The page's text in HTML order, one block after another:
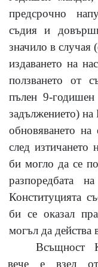
предсрочно
съдия и
значило в случая
издаването на
ползването от
пълен 9-
задължението) на
обновяването на
след изтичането
би могло да се
разпоредбата
Конституцията
би се оказал
могъл да действа
Всъщност
вече е взел